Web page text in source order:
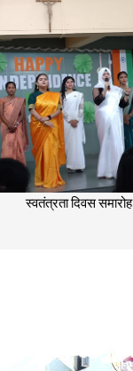
स्वतंत्रता दिवस समारोह